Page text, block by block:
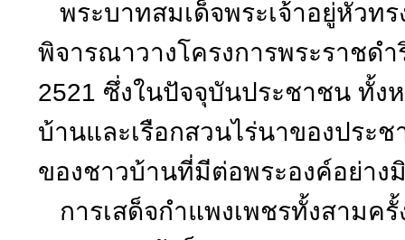
พระบาทสมเด็จพระเจ้าอยู่หัวท
พิจารณาวางโครงการพระราชด
2521 ซึ่งในปัจจุบันประชาชน ทั้
บ้านและเรือกสวนไร่นาของปร
ของชาวบ้านที่มีต่อพระองค์อย่าง
การเสด็จกำแพงเพชรทั้งสามค